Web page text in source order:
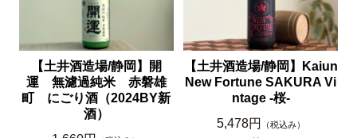
【土井酒造場/静岡】開
運 無濾過純米 赤磐雄
町 にごり酒（2024BY新
酒）
【土井酒造場/静岡】Kaiun
New Fortune SAKURA Vi
ntage -桜-
5,478円
（税込み）